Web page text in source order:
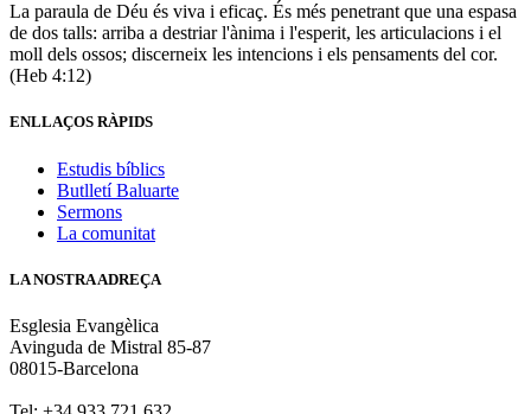
La paraula de Déu és viva i eficaç. És més penetrant que una espasa
de dos talls: arriba a destriar l'ànima i l'esperit, les articulacions i el
moll dels ossos; discerneix les intencions i els pensaments del cor.
(Heb 4:12)
ENLLAÇOS RÀPIDS
Estudis bíblics
Butlletí Baluarte
Sermons
La comunitat
LA NOSTRA ADREÇA
Esglesia Evangèlica
Avinguda de Mistral 85-87
08015-Barcelona